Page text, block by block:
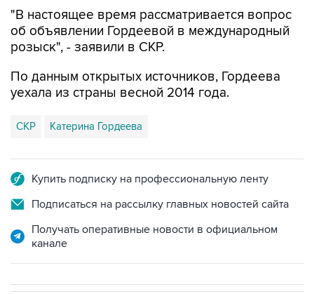
"В настоящее время рассматривается вопрос
об объявлении Гордеевой в международный
розыск", - заявили в СКР.
По данным открытых источников, Гордеева
уехала из страны весной 2014 года.
СКР Катерина Гордеева
Купить подписку на профессиональную ленту
Подписаться на рассылку главных новостей сайта
Получать оперативные новости в официальном
канале